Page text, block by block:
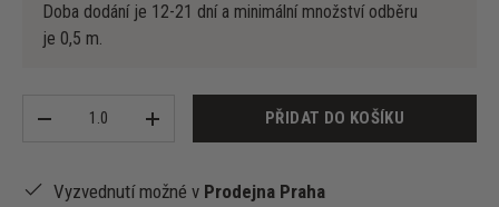
Doba dodání je 12-21 dní a minimální množství odběru
je 0,5 m.
- + PŘIDAT DO KOŠÍKU
Vyzvednutí možné v Prodejna Praha